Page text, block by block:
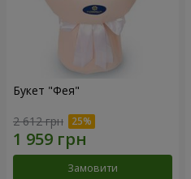
Букет "Фея"
2 612 грн
Замовити